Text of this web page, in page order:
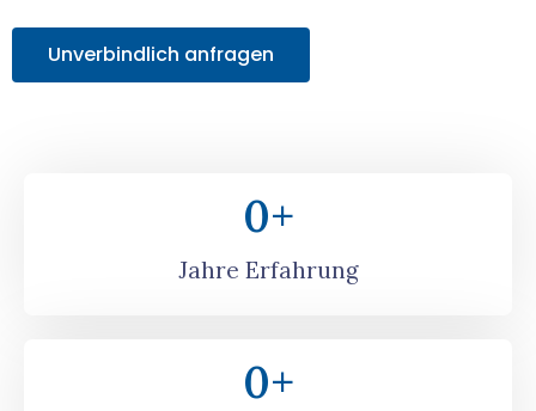
Unverbindlich anfragen
Jahre Erfahrung
0+
0+